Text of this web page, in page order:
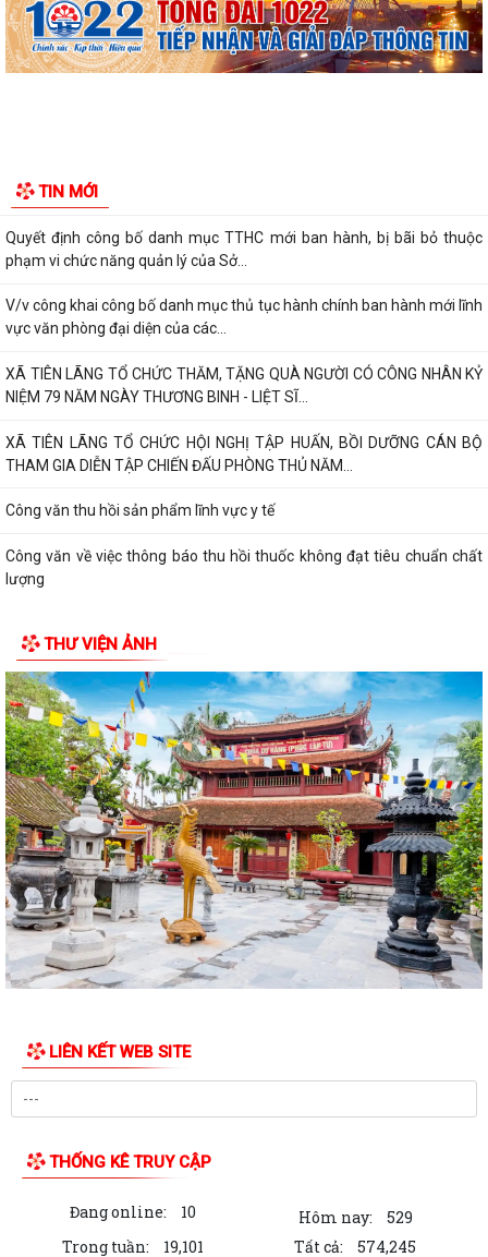
TIN MỚI
XÃ TIÊN LÃNG TỔ CHỨC LỄ CHÀO CỜ THÁNG 8 NĂM 2026
Lịch công tác Tuần 32 (từ 03/08/2026 đến 09/08/2026)
Khê, Tiên Tiến và Cộng Hòa
Quyết định công bố danh mục TTHC mới ban hành, bị bãi bỏ thuộc
phạm vi chức năng quản lý của Sở...
V/v công khai công bố danh mục thủ tục hành chính ban hành mới lĩnh
vực văn phòng đại diện của các...
XÃ TIÊN LÃNG TỔ CHỨC THĂM, TẶNG QUÀ NGƯỜI CÓ CÔNG NHÂN KỶ
NIỆM 79 NĂM NGÀY THƯƠNG BINH - LIỆT SĨ...
XÃ TIÊN LÃNG TỔ CHỨC HỘI NGHỊ TẬP HUẤN, BỒI DƯỠNG CÁN BỘ
THAM GIA DIỄN TẬP CHIẾN ĐẤU PHÒNG THỦ NĂM...
Công văn thu hồi sản phẩm lĩnh vực y tế
Công văn về việc thông báo thu hồi thuốc không đạt tiêu chuẩn chất
lượng
lĩnh vực điện ảnh thuộc phạm...
Quyết định về việc ủy quyền thực hiện nhiệm vụ thuộc thẩm quyền của
Ủy ban nhân dân thành phố trong...
MỘT NĂM NHÌN LẠI TỪ KHỞI ĐẦU ĐẾN NHỮNG DẤU ẤN ĐẦU TIÊN
Kế hoạch bình đẳng giới năm 2026
Kế hoạch thực hiện chiến lược Quốc gia về bình đẳng giới
Hướng dẫn Cài đặt và sử dụng ứng dụng Công dân số Smart Hải
Phòng
Lịch công tác của UBND xã Tuần 29 (từ 13/07/2026 đến 19/07/2026)
Quyết định công bố Danh mục TTHC mới ban hành, bị bãi bỏ thuộc
phạm vi, chức năng quản lý của Sở...
kỳ tháng 02/2026
Thông báo Kết luận của Chủ tịch UBND xã tại buổi tiếp công dân định
kỳ tháng 01/2026
THƯ VIỆN ẢNH
LIÊN KẾT WEB SITE
THỐNG KÊ TRUY CẬP
Đang online: 10 Hôm nay:
529
Trong tuần:
19,101 Tất cả: 574,245